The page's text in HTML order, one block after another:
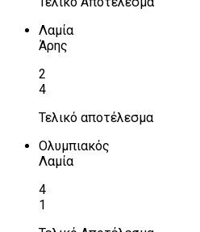
Λαμία
Άρης
2
4
Τελικό αποτέλεσμα
Ολυμπιακός
Λαμία
4
1